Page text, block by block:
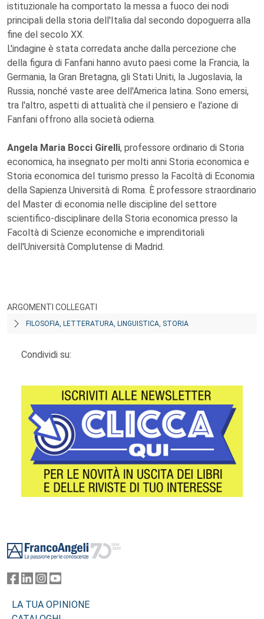
istituzionale ha comportato la messa a fuoco dei nodi
principali della storia dell'Italia dal secondo dopoguerra alla
fine del secolo XX.
L'indagine è stata corredata anche dalla percezione che
della figura di Fanfani hanno avuto paesi come la Francia, la
Germania, la Gran Bretagna, gli Stati Uniti, la Jugoslavia, la
Russia, nonché vaste aree dell'America latina. Sono emersi,
tra l'altro, aspetti di attualità che il pensiero e l'azione di
Fanfani offrono alla società odierna.
Angela Maria Bocci Girelli, professore ordinario di Storia
economica, ha insegnato per molti anni Storia economica e
Storia economica del turismo presso la Facoltà di Economia
della Sapienza Università di Roma. È professore straordinario
del Master di economia nelle discipline del settore
scientifico-disciplinare della Storia economica presso la
Facoltà di Scienze economiche e imprenditoriali
dell'Università Complutense di Madrid.
ARGOMENTI COLLEGATI
FILOSOFIA, LETTERATURA, LINGUISTICA, STORIA
Condividi su:
LA TUA OPINIONE